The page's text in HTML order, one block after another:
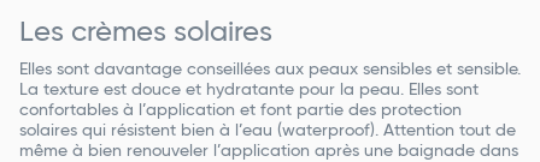
Les crèmes solaires
Elles sont davantage conseillées aux peaux sensibles et sensible.
La texture est douce et hydratante pour la peau. Elles sont
confortables à l’application et font partie des protection
solaires qui résistent bien à l’eau (waterproof). Attention tout de
même à bien renouveler l’application après une baignade dans